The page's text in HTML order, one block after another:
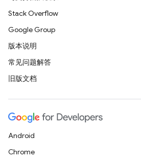
Stack Overflow
Google Group
版本说明
常见问题解答
旧版文档
Android
Chrome